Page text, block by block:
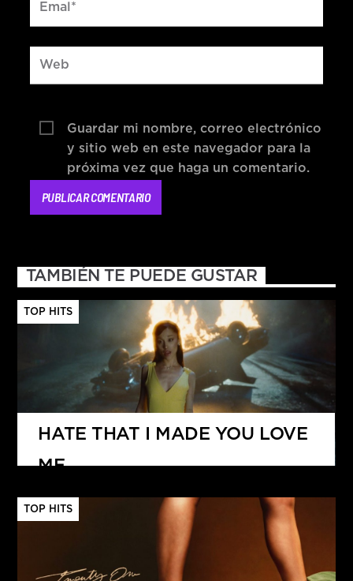
Guardar mi nombre, correo electrónico
y sitio web en este navegador para la
próxima vez que haga un comentario.
TAMBIÉN TE PUEDE GUSTAR
TOP HITS
HATE THAT I MADE YOU LOVE
ME
ARIANA GRANDE
TOP HITS